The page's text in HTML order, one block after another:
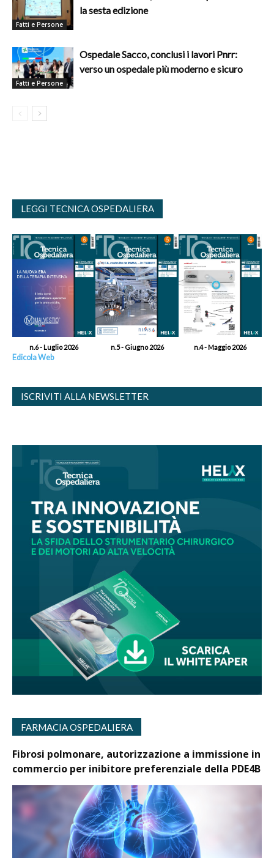
Fatti e Persone
la sesta edizione
Fatti e Persone
Ospedale Sacco, conclusi i lavori Pnrr:
verso un ospedale più moderno e sicuro
LEGGI TECNICA OSPEDALIERA
n.6 - Luglio 2026 n.5 - Giugno 2026 n.4 - Maggio 2026
Edicola Web
ISCRIVITI ALLA NEWSLETTER
FARMACIA OSPEDALIERA
Fibrosi polmonare, autorizzazione a immissione in
commercio per inibitore preferenziale della PDE4B